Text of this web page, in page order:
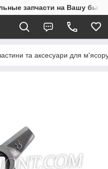
запчасти на Вашу
та аксесуари для